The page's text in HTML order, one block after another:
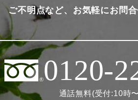
ご不明点など、お気軽にお問合
0120-
通話無料(受付:10時